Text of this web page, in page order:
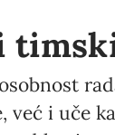
već i uče
MM /